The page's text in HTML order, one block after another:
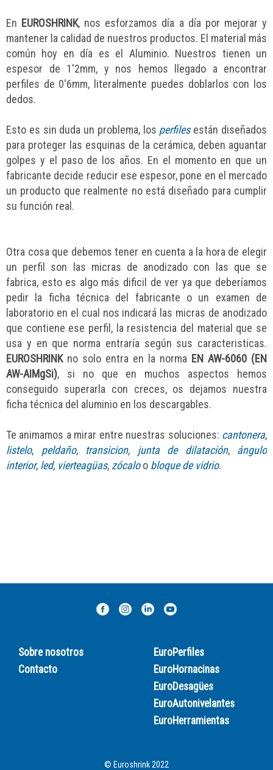
En EUROSHRINK, nos esforzamos día a día por mejorar y
mantener la calidad de nuestros productos. El material más
común hoy en día es el Aluminio. Nuestros tienen un
espesor de 1'2mm, y nos hemos llegado a encontrar
perfiles de 0'6mm, literalmente puedes doblarlos con los
dedos.
Esto es sin duda un problema, los perfilesestán diseñados
para proteger las esquinas de la cerámica, deben aguantar
golpes y el paso de los años. En el momento en que un
fabricante decide reducir ese espesor, pone en el mercado
un producto que realmente no está diseñado para cumplir
su función real.
Otra cosa que debemos tener en cuenta a la hora de elegir
un perfil son las micras de anodizado con las que se
fabrica, esto es algo más dificil de ver ya que deberíamos
pedir la ficha técnica del fabricante o un examen de
laboratorio en el cual nos indicará las micras de anodizado
que contiene ese perfil, la resistencia del material que se
usa y en que norma entraría según sus caracteristicas.
EUROSHRINKno solo entra en la norma EN AW-6060 (EN
AW-AIMgSi), si no que en muchos aspectos hemos
conseguido superarla con creces, os dejamos nuestra
ficha técnica del aluminio en los descargables.
Te animamos a mirar entre nuestras soluciones: cantonera,
listelo, peldaño, transicion, junta de dilatación, ángulo
interior, led, vierteagüas, zócaloo bloque de vidrio.
Sobre nosotros
Contacto
EuroPerfiles
EuroHornacinas
EuroDesagües
EuroAutonivelantes
EuroHerramientas
© Euroshrink 2022